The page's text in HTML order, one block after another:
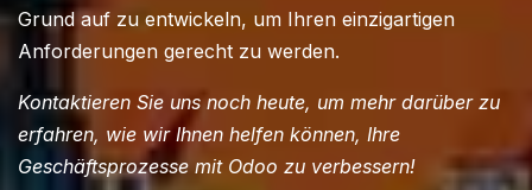
Grund auf zu entwickeln, um Ihren einzigartigen
Anforderungen gerecht zu werden.
Kontaktieren Sie uns noch heute, um mehr darüber zu
erfahren, wie wir Ihnen helfen können, Ihre
Geschäftsprozesse mit Odoo zu verbessern!